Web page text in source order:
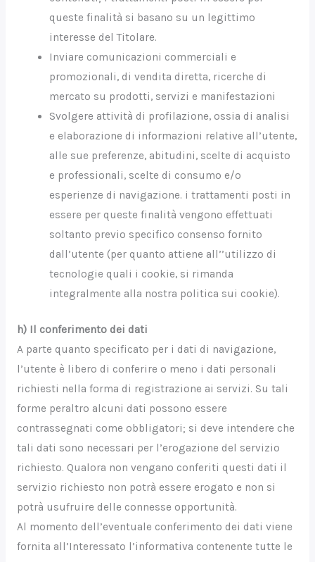
queste finalità si basano su un legittimo
interesse del Titolare.
Inviare comunicazioni commerciali e
promozionali, di vendita diretta, ricerche di
mercato su prodotti, servizi e manifestazioni
Svolgere attività di profilazione, ossia di analisi
e elaborazione di informazioni relative all’utente,
alle sue preferenze, abitudini, scelte di acquisto
e professionali, scelte di consumo e/o
esperienze di navigazione. i trattamenti posti in
essere per queste finalità vengono effettuati
soltanto previo specifico consenso fornito
dall’utente (per quanto attiene all’’utilizzo di
tecnologie quali i cookie, si rimanda
integralmente alla nostra politica sui cookie).
h) Il conferimento dei dati
A parte quanto specificato per i dati di navigazione,
l’utente è libero di conferire o meno i dati personali
richiesti nella forma di registrazione ai servizi. Su tali
forme peraltro alcuni dati possono essere
contrassegnati come obbligatori; si deve intendere che
tali dati sono necessari per l’erogazione del servizio
richiesto. Qualora non vengano conferiti questi dati il
servizio richiesto non potrà essere erogato e non si
potrà usufruire delle connesse opportunità.
Al momento dell’eventuale conferimento dei dati viene
fornita all’Interessato l’informativa contenente tutte le